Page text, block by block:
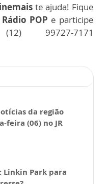
te ajuda! Fique
Rádio POP e participe
99727-7171
da região
feira (06) no JR
Linkin Park para